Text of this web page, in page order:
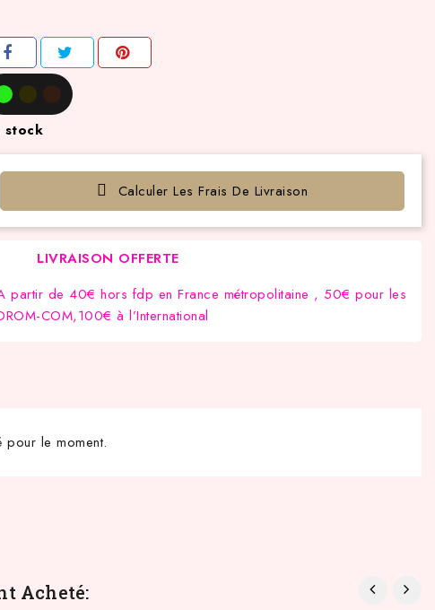
stock
Calculer Les Frais De Livraison
LIVRAISON OFFERTE
partir de 40€ hors fdp en France métropolitaine , 50€ pour les
COM,100€ à l’International
pour le moment.
Acheté: